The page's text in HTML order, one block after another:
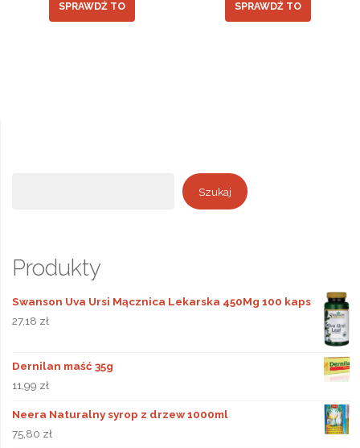
SPRAWDŹ TO SPRAWDŹ TO
Szukaj
Produkty
Swanson Uva Ursi Mącznica Lekarska 450Mg 100 kaps
27,18 zł
Dernilan maść 35g
11,99 zł
Neera Naturalny syrop z drzew 1000ml
75,80 zł